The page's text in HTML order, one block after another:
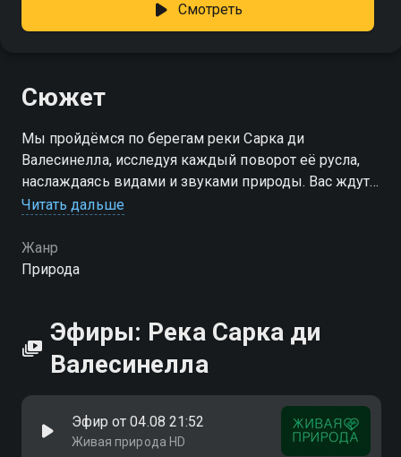
Смотреть
Сюжет
Мы пройдёмся по берегам реки Сарка ди
Валесинелла, исследуя каждый поворот её русла,
наслаждаясь видами и звуками природы. Вас ждут
красота и спокойствие!
Посмотреть онлайн 1 сезон сериала Река Сарка ди
Валесинелла вы можете совершенно бесплатно в
Читать дальше
Жанр
Природа
Эфиры: Река Сарка ди
Валесинелла
Эфир от 04.08 21:52
Живая природа HD